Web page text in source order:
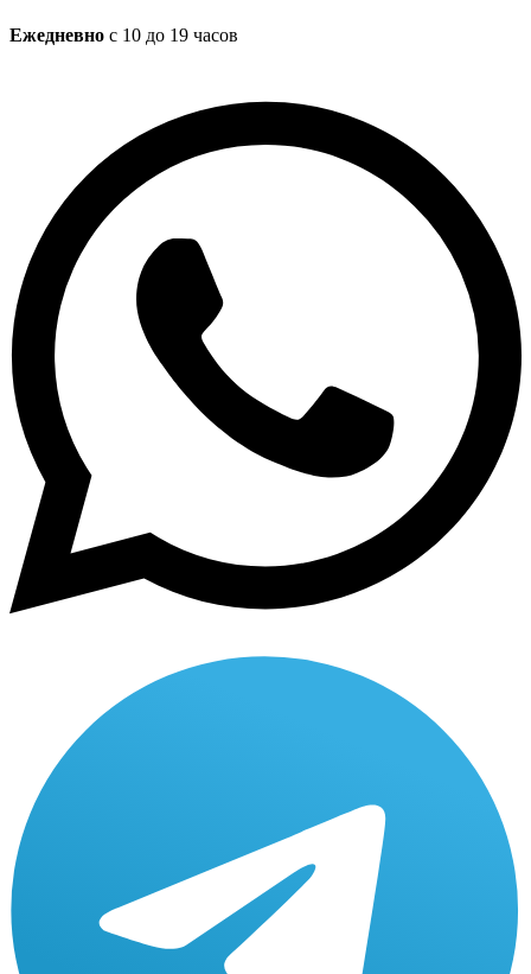
Ежедневно с 10 до 19 часов